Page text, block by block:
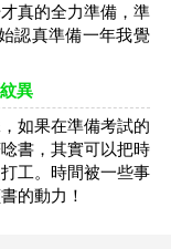
真的全力準備，準
認真準備一年我覺
異
如果在準備考試的
書，其實可以把時
工。時間被一些事
的動力！